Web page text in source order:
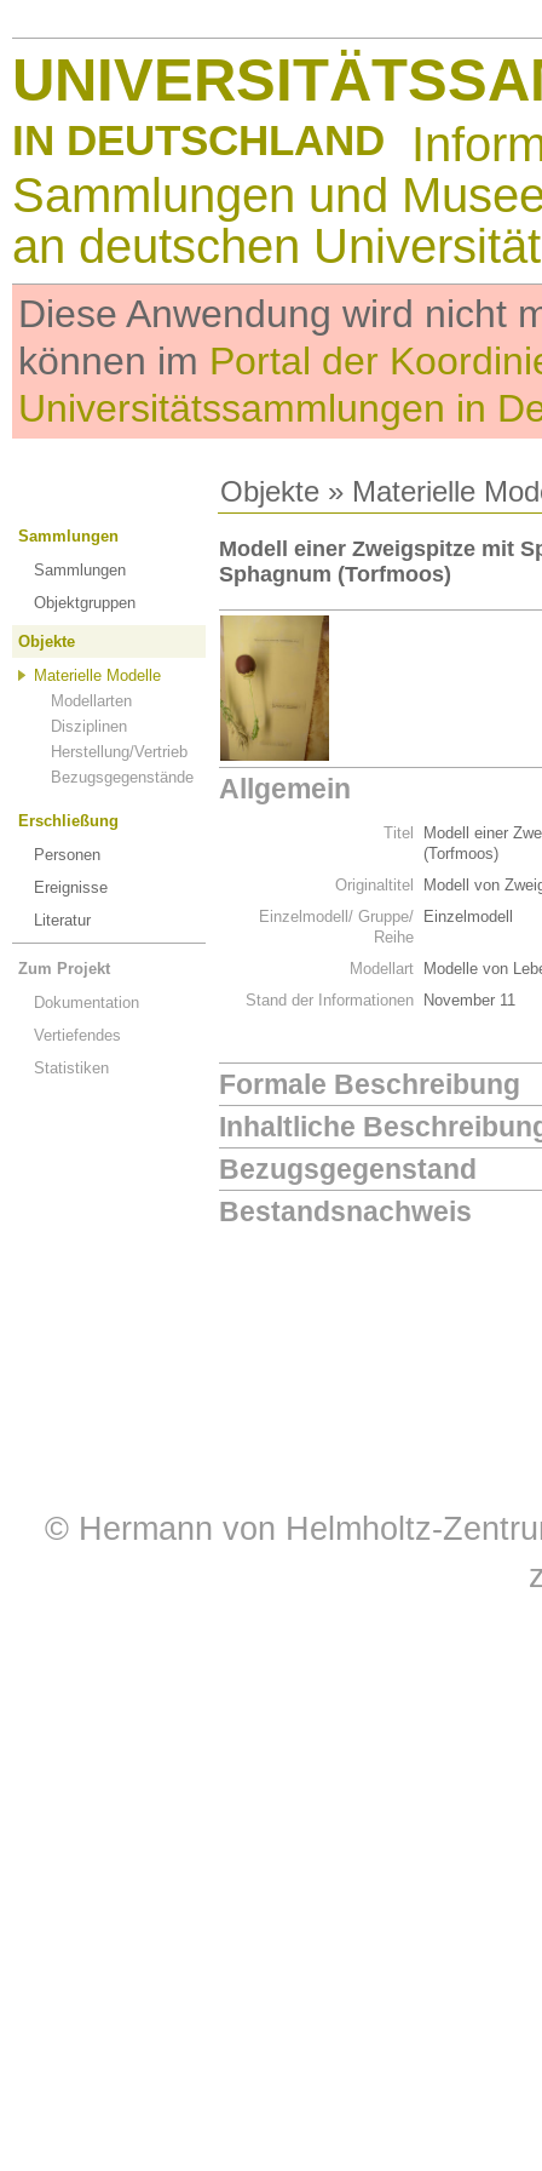
IN DEUTSCHLAND
Sammlungen und
an deutschen
Diese Anwendung wird nicht
können im Portal der
Universitätssammlungen in
Objekte » Materielle
Sammlungen
Sammlungen
Objektgruppen
Objekte
Materielle Modelle
Modellarten
Disziplinen
Herstellung/Vertrieb
Bezugsgegenstände
Erschließung
Personen
Ereignisse
Literatur
Zum Projekt
Dokumentation
Vertiefendes
Statistiken
Modell einer Zweigspitze mit
Sphagnum (Torfmoos)
Allgemein
Titel
Modell einer
(Torfmoos)
Originaltitel
Modell von
Einzelmodell/ Gruppe/
Reihe
Einzelmodell
Modellart
Modelle von
Stand der Informationen
November 11
Formale Beschreibung
Inhaltliche
Bezugsgegenstand
Bestandsnachweis
© Hermann von Helmholtz-